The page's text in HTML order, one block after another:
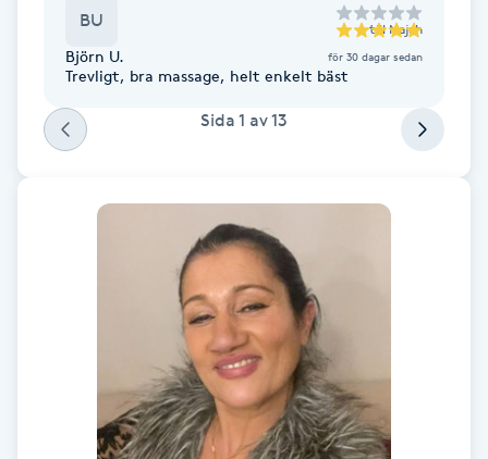
Fransfärgning
Fransförlängning
Fransförlängning Megavolym
BU till Najah
Björn U. för 30 dagar sedan
Trevligt, bra massage, helt enkelt bäst
Sida 1 av13